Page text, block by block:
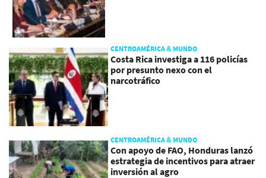
CENTROAMÉRICA & MUNDO
Costa Rica investiga a 116 policías
por presunto nexo con el
narcotráfico
CENTROAMÉRICA & MUNDO
Con apoyo de FAO, Honduras lanzó
estrategia de incentivos para atraer
inversión al agro